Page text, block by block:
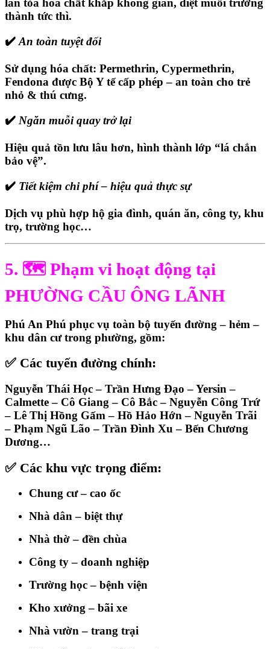
thành tức thì.
✔️ An toàn tuyệt đối
Sử dụng hóa chất: Permethrin, Cypermethrin,
Fendona được Bộ Y tế cấp phép – an toàn cho trẻ
nhỏ & thú cưng.
✔️ Ngăn muỗi quay trở lại
Hiệu quả tồn lưu lâu hơn, hình thành lớp “lá chắn
bảo vệ”.
✔️ Tiết kiệm chi phí – hiệu quả thực sự
Dịch vụ phù hợp hộ gia đình, quán ăn, công ty, khu
trọ, trường học…
5. 🗺️ Phạm vi hoạt động tại
PHƯỜNG CẦU ÔNG LÃNH
Phú An Phú phục vụ toàn bộ tuyến đường – hẻm –
khu dân cưtrong phường, gồm:
✅ Các tuyến đường chính:
Nguyễn Thái Học – Trần Hưng Đạo – Yersin –
Calmette – Cô Giang – Cô Bắc – Nguyễn Công Trứ
– Lê Thị Hồng Gấm – Hồ Hảo Hớn – Nguyễn Trãi
– Phạm Ngũ Lão – Trần Đình Xu – Bến Chương
Dương…
✅ Các khu vực trọng điểm:
Chung cư – cao ốc
Nhà dân – biệt thự
Nhà thờ – đền chùa
Công ty – doanh nghiệp
Trường học – bệnh viện
Kho xưởng – bãi xe
Nhà vườn – trang trại